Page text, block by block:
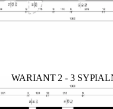
WARIANT 2 - 3